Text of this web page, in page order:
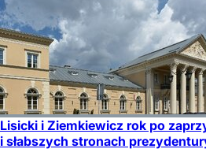
Lisicki i Ziemkiewicz rok po
i słabszych stronach